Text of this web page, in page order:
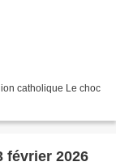
catholique Le choc
février 2026